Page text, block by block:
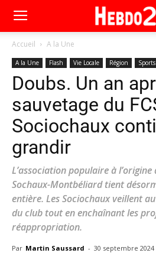
Accueil A la Une
A la Une Flash Vie Locale Région Sports
Doubs. Un an
sauvetage du
Sociochaux
grandir
L’association populaire à l’origine
Sochaux-Montbéliard tient
entière. Les Sociochaux veillent
du club tout en enchaînant les
réappropriation.
Par Martin Saussard - 30 septembre 2024